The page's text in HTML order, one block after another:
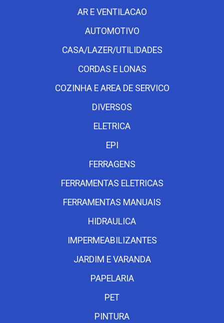
AR E VENTILACAO
AUTOMOTIVO
CASA/LAZER/UTILIDADES
CORDAS E LONAS
COZINHA E AREA DE SERVICO
DIVERSOS
ELETRICA
EPI
FERRAGENS
FERRAMENTAS ELETRICAS
FERRAMENTAS MANUAIS
HIDRAULICA
IMPERMEABILIZANTES
JARDIM E VARANDA
PAPELARIA
PET
PINTURA